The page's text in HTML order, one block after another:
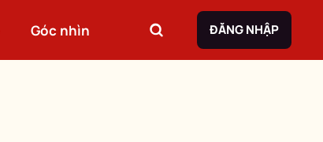
Góc nhìn ĐĂNG NHẬP